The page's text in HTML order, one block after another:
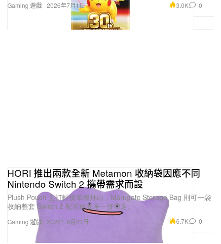
Gaming 遊戲 2026年7月1日 3.0K 0
Gaming 遊戲
HORI 推出兩款全新 Metamon 收納袋因應不同
Nintendo Switch 2 攜帶需求而設
Plush Pouch 主打輕便單機外出；Marugoto Storage Bag 則可一袋
收納整套 Switch 2 配置連底座一併帶走。
2026年6月23日 6.7K 0